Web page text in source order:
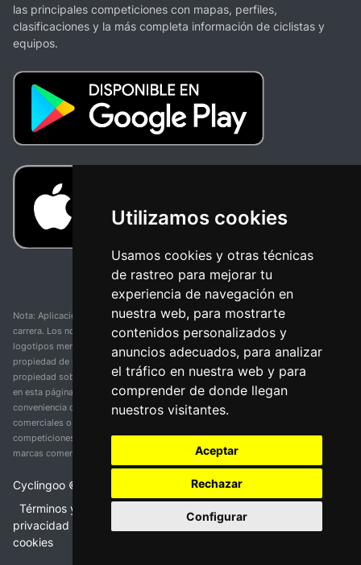
Utilizamos cookies
Usamos cookies y otras técnicas
de rastreo para mejorar tu
experiencia de navegación en
nuestra web, para mostrarte
contenidos personalizados y
anuncios adecuados, para analizar
el tráfico en nuestra web y para
comprender de donde llegan
nuestros visitantes.
Aceptar
Rechazar
Configurar
las principales competiciones con mapas, perfiles,
clasificaciones y la más completa información de ciclistas y
equipos.
Nota: Aplicación y web no oficial y no relacionada con ninguna organización o
carrera. Los nombres de equipos, competiciones, marcas comerciales y
logotipos mencionados en esta página de resultados de ciclismo son
propiedad de sus respectivos dueños. No tenemos afiliación, patrocinio ni
propiedad sobre estas marcas comerciales. Toda la información proporcionada
en esta página se presenta únicamente con fines informativos y para la
conveniencia de nuestros usuarios. Cualquier uso de nombres, marcas
comerciales o logotipos tiene el único propósito de identificar equipos y
competiciones y no implica asociación o respaldo. Todos los derechos de las
marcas comerciales mencionadas aquí pertenecen a sus propietarios legítimos.
Cyclingoo ©
Términos y condiciones del servicio
privacidad
Política de cookies • Cambiar opciones de
cookies